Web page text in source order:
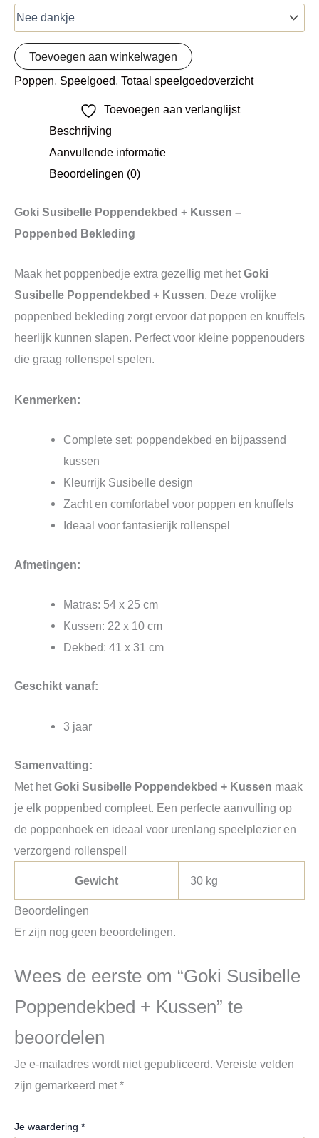
Toevoegen aan winkelwagen
Poppen Speelgoed Totaal speelgoedoverzicht
Toevoegen aan verlanglijst
Beschrijving
Aanvullende informatie
Beoordelingen (0)
Goki Susibelle Poppendekbed + Kussen –
Poppenbed Bekleding
Maak het poppenbedje extra gezellig met hetGoki
Susibelle Poppendekbed + Kussen. Deze vrolijke
poppenbed bekleding zorgt ervoor dat poppen en knuffels
heerlijk kunnen slapen. Perfect voor kleine poppenouders
die graag rollenspel spelen.
Kenmerken:
Complete set: poppendekbed en bijpassend
kussen
Kleurrijk Susibelle design
Zacht en comfortabel voor poppen en knuffels
Ideaal voor fantasierijk rollenspel
Afmetingen:
Matras: 54 x 25 cm
Kussen: 22 x 10 cm
Dekbed: 41 x 31 cm
Geschikt vanaf:
3 jaar
Samenvatting:
Met hetGoki Susibelle Poppendekbed + Kussen maak
je elk poppenbed compleet. Een perfecte aanvulling op
de poppenhoek en ideaal voor urenlang speelplezier en
verzorgend rollenspel!
Gewicht 30 kg
Beoordelingen
Er zijn nog geen beoordelingen.
Wees de eerste om “Goki Susibelle
Poppendekbed + Kussen” te
beoordelen
Je e-mailadres wordt niet gepubliceerd. Vereiste velden
zijn gemarkeerd met*
Je waardering *